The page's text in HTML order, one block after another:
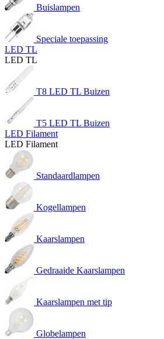
Buislampen
Speciale toepassing
LED TL
LED TL
T8 LED TL Buizen
T5 LED TL Buizen
LED Filament
LED Filament
Standaardlampen
Kogellampen
Kaarslampen
Gedraaide Kaarslampen
Kaarslampen met tip
Globelampen